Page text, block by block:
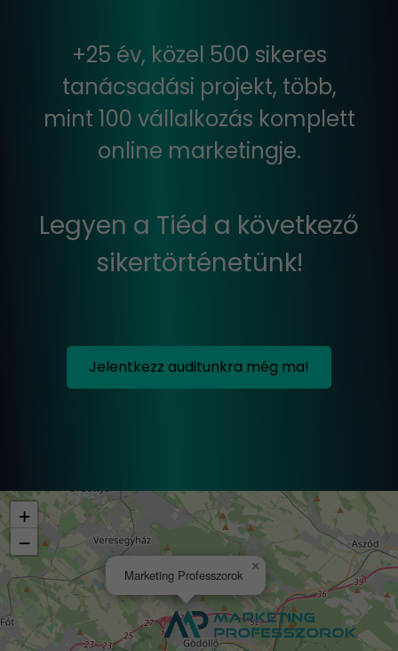
+25 év, közel 500 sikeres
tanácsadási projekt, több,
mint 100 vállalkozás komplett
online marketingje.
Legyen a Tiéd a következő
sikertörténetünk!
Jelentkezz auditunkra még ma!
Marketing Professzorok
×
+
−